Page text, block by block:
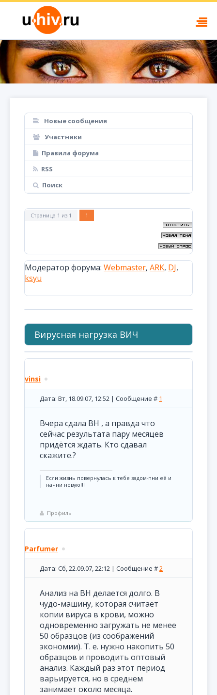
Новые сообщения
Участники
Правила форума
RSS
Поиск
Страница 1 из 1 1
Модератор форума: Webmaster, ARK, DJ,
ksyu
Вирусная нагрузка ВИЧ
vinsi
Дата: Вт, 18.09.07, 12:52 | Сообщение # 1
Вчера сдала ВН , а правда что
сейчас результата пару месяцев
придётся ждать. Кто сдавал
скажите.?
Если жизнь повернулась к тебе задом-пни её и
начни новую!!!
Профиль
Parfumer
Дата: Сб, 22.09.07, 22:12 | Сообщение #2
Анализ на ВН делается долго. В
чудо-машину, которая считает
копии вируса в крови, можно
одновременно загружать не менее
50 образцов (из соображений
экономии). Т. е. нужно накопить 50
образцов и проводить оптовый
анализ. Каждый раз этот период
варьируется, но в среднем
занимает около месяца.